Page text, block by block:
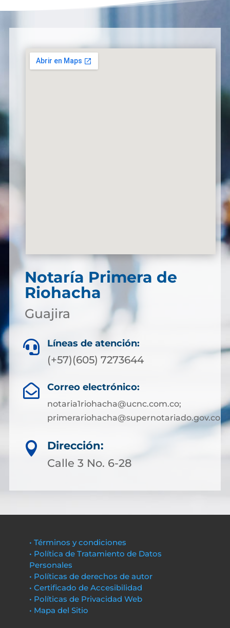
Notaría Primera de
Riohacha
Guajira
 Líneas de atención:
(+57)(605) 7273644
 Correo electrónico:
notaria1riohacha@ucnc.com.co;
primerariohacha@supernotariado.gov.co

Dirección:
Calle 3 No. 6-28
• Términos y condiciones
• Política de Tratamiento de Datos
Personales
• Políticas de derechos de autor
• Certificado de Accesibilidad
• Políticas de Privacidad Web
• Mapa del Sitio